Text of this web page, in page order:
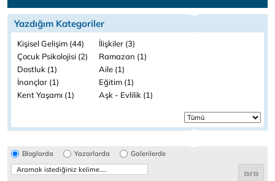
Yazdığım Kategoriler
Kişisel Gelişim (44)
İlişkiler (3)
Çocuk Psikolojisi (2)
Ramazan (1)
Dostluk (1)
Aile (1)
İnançlar (1)
Eğitim (1)
Kent Yaşamı (1)
Aşk - Evlilik (1)
Bloglarda Yazarlarda Galerilerde